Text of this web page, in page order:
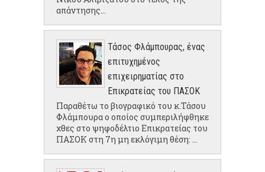
απάντησης...
Τάσος Φλάμπουρας, ένας
επιτυχημένος
επιχειρηματίας στο
Επικρατείας του ΠΑΣΟΚ
Παραθέτω το βιογραφικό του κ.Τάσου
Φλάμπουρα ο οποίος συμπεριλήφθηκε
χθες στο ψηφοδέλτιο Επικρατείας του
ΠΑΣΟΚ στη 7η μη εκλόγιμη θέση: ...